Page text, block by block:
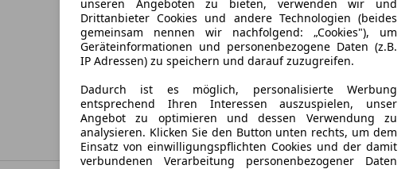
Sollzinssatz ist bonitätsabhängig. Laufzeit mindestens 12,
Neukunden bei Online-Abschluss. Erfüllung banküblicher
Jetzt berechnen
Kilometerstand
25 km
Erstzulassung
04/2026
Letzte Inspektion
04/2026
Scheckheftgepflegt
Ja
Nichtraucherfahrzeug
Ja
unseren Angeboten zu bieten, verwenden wir und
Drittanbieter Cookies und andere Technologien (beides
gemeinsam nennen wir nachfolgend: „Cookies"), um
Geräteinformationen und personenbezogene Daten (z.B.
IP Adressen) zu speichern und darauf zuzugreifen.
Dadurch ist es möglich, personalisierte Werbung
entsprechend Ihren Interessen auszuspielen, unser
Angebot zu optimieren und dessen Verwendung zu
analysieren. Klicken Sie den Button unten rechts, um dem
Einsatz von einwilligungspflichten Cookies und der damit
verbundenen Verarbeitung personenbezogener Daten